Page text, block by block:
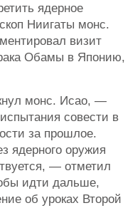
ядерное
Ниигаты монс.
визит
Обамы в Японию,
монс. Исао, —
совести в
за прошлое.
ядерного оружия
— отметил
идти дальше,
об уроках Второй